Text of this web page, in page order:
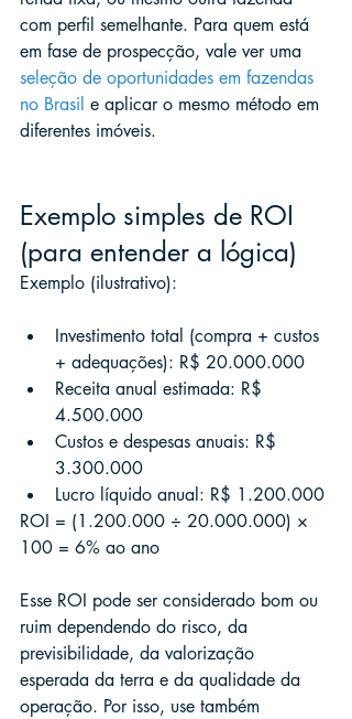
com perfil semelhante. Para quem está
em fase de prospecção, vale ver uma
seleção de oportunidades em fazendas
no Brasil e aplicar o mesmo método em
diferentes imóveis.
Exemplo simples de ROI
(para entender a lógica)
Exemplo (ilustrativo):
Investimento total (compra + custos
+ adequações): R$ 20.000.000
Receita anual estimada: R$
4.500.000
Custos e despesas anuais: R$
3.300.000
Lucro líquido anual: R$ 1.200.000
ROI = (1.200.000 ÷ 20.000.000) ×
100 = 6% ao ano
Esse ROI pode ser considerado bom ou
ruim dependendo do risco, da
previsibilidade, da valorização
esperada da terra e da qualidade da
operação. Por isso, use também